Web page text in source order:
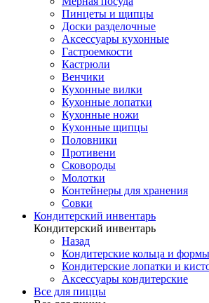
Пинцеты и щипцы
Доски разделочные
Аксессуары кухонные
Гастроемкости
Кастрюли
Венчики
Кухонные вилки
Кухонные лопатки
Кухонные ножи
Кухонные щипцы
Половники
Противени
Сковороды
Молотки
Контейнеры для хранения
Совки
Кондитерский инвентарь
Кондитерский инвентарь
Назад
Кондитерские кольца и формы
Кондитерские лопатки и
Аксессуары кондитерские
Все для пиццы